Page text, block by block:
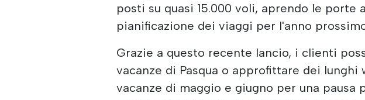
posti su quasi 15.000 voli, aprendo le porte
pianificazione dei viaggi per l'anno
Grazie a questo recente lancio, i clienti
vacanze di Pasqua o approfittare dei
vacanze di maggio e giugno per una pausa